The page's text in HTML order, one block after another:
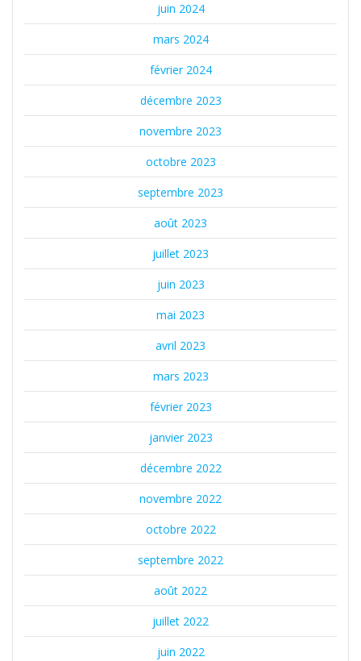
juin 2024
mars 2024
février 2024
décembre 2023
novembre 2023
octobre 2023
septembre 2023
août 2023
juillet 2023
juin 2023
mai 2023
avril 2023
mars 2023
février 2023
janvier 2023
décembre 2022
novembre 2022
octobre 2022
septembre 2022
août 2022
juillet 2022
juin 2022